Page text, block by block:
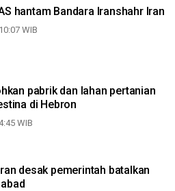
hantam Bandara Iranshahr Iran
WIB
pabrik dan lahan pertanian
di Hebron
WIB
desak pemerintah batalkan